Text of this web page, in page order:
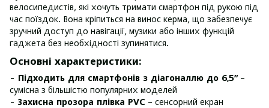
велосипедистів, які хочуть тримати смартфон під рукою під
час поїздок. Вона кріпиться на винос керма, що забезпечує
зручний доступ до навігації, музики або інших функцій
гаджета без необхідності зупинятися.
Основні характеристики:
- Підходить для смартфонів з діагоналлю до 6,5” –
сумісна з більшістю популярних моделей
- Захисна прозора плівка PVC – сенсорний екран